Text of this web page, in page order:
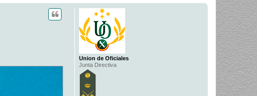
Union de Oficiales
Junta Directiva